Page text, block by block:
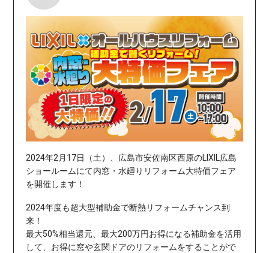
2024年2月17日（土）、広島市安佐南区西原のLIXIL広島
ショールームにて内窓・水廻りリフォーム大特価フェア
を開催します！
2024年度も超大型補助金で断熱リフォームチャンス到
来！
最大50%相当還元、最大200万円お得になる補助金を活用
して、お得に窓や玄関ドアのリフォームをすることがで